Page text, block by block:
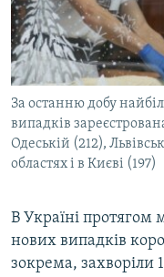
ДЕПОРТАЦІЯ
ВІДЕОУРОКИ «ELIFBE»
СВІДЧЕННЯ ОКУПАЦІЇ
УКРАЇНСЬКА ПРОБЛЕМА
ІНФОГРАФІКА
ЯК ОБІЙТИ
Русский
Qırımtatar
ДОЛУЧАЙСЯ!
Усі сайти RFE/RL
За останню добу
випадків
Одеській (212),
областях і в Києві (197)
В Україні протягом
нових випадків
зокрема, захворіли